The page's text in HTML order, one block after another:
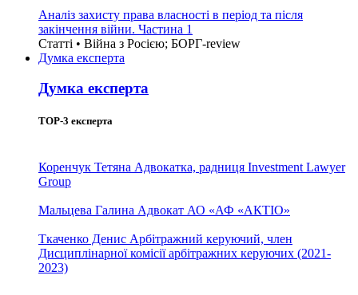
Аналіз захисту права власності в період та після
закінчення війни. Частина 1
Статті • Війна з Росією; БОРГ-review
Думка експерта
Думка експерта
TOP-3 експерта
Коренчук Тетяна Адвокатка, радниця Investment Lawyer
Group
Мальцева Галина Адвокат АО «АФ «АКТІО»
Ткаченко Денис Арбітражний керуючий, член
Дисциплінарної комісії арбітражних керуючих (2021-
2023)